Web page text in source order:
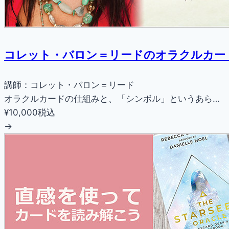
コレット・バロン＝リードのオラクルカー
講師：コレット・バロン＝リード
オラクルカードの仕組みと、「シンボル」というあら…
¥10,000税込
→